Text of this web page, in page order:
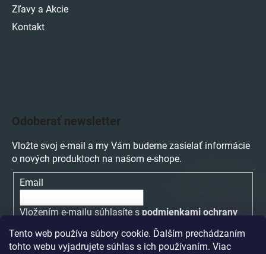
Tento web používa súbory cookie. Ďalším prechádzaním
tohto webu vyjadrujete súhlas s ich používaním. Viac
Zľavy a Akcie
Kontakt
Odoberať newsletter
Vložte svoj e-mail a my Vám budeme zasielať informácie
o nových produktoch na našom e-shope.
Email
Vložením e-mailu súhlasíte s podmienkami ochrany